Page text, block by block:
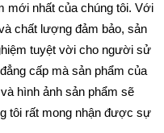
mới nhất của chúng tôi. Với
chất lượng đảm bảo, sản
tuyệt vời cho người sử
cấp mà sản phẩm của
hình ảnh sản phẩm sẽ
tôi rất mong nhận được sự